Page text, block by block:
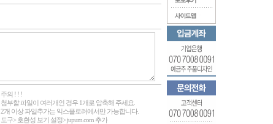
의 ! ! !
첨부할 파일이 여러개인 경우 1개로 압축해 주세요.
2개 이상 파일추가는 익스플로러에서만 가능합니다.
도구> 호환성 보기 설정> jupum.com 추가